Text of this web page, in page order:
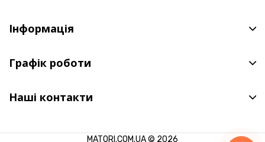
Інформація
Графік роботи
Наші контакти
MATORI.COM.UA © 2026